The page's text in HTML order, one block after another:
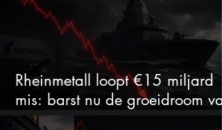
Rheinmetall loopt €15 miljard
mis: barst nu de groeidroom van
het defensiebedrijf?